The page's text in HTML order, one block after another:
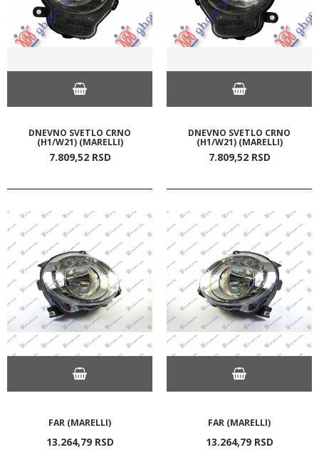
DNEVNO SVETLO CRNO
(H1/W21) (MARELLI)
7.809,52 RSD
DNEVNO SVETLO CRNO
(H1/W21) (MARELLI)
7.809,52 RSD
FAR (MARELLI)
13.264,79 RSD
FAR (MARELLI)
13.264,79 RSD